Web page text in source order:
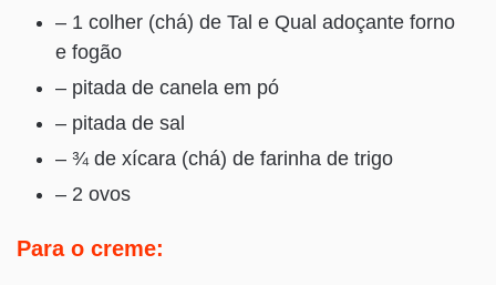
– 1 colher (chá) de Tal e Qual adoçante forno
e fogão
– pitada de canela em pó
– pitada de sal
– ¾ de xícara (chá) de farinha de trigo
– 2 ovos
Para o creme: